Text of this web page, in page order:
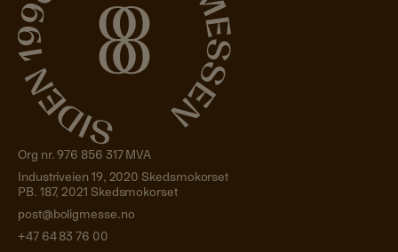
Org nr. 976 856 317 MVA
Industriveien 19, 2020 Skedsmokorset
PB. 187, 2021 Skedsmokorset
post@boligmesse.no
+47 64 83 76 00